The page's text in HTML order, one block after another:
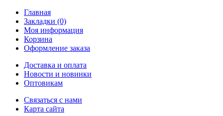
Главная
Закладки (0)
Моя информация
Корзина
Оформление заказа
Доставка и оплата
Новости и новинки
Оптовикам
Связаться с нами
Карта сайта